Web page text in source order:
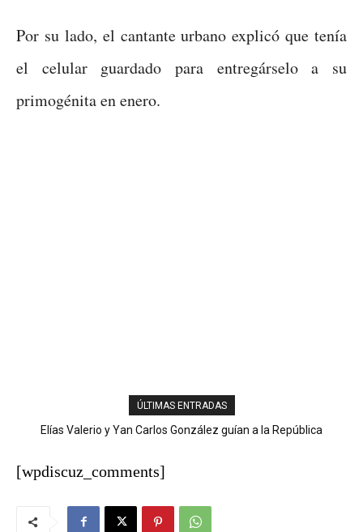
Por su lado, el cantante urbano explicó que tenía
el celular guardado para entregárselo a su
primogénita en enero.
ÚLTIMAS ENTRADAS
Elías Valerio y Yan Carlos González guían a la República
[wpdiscuz_comments]